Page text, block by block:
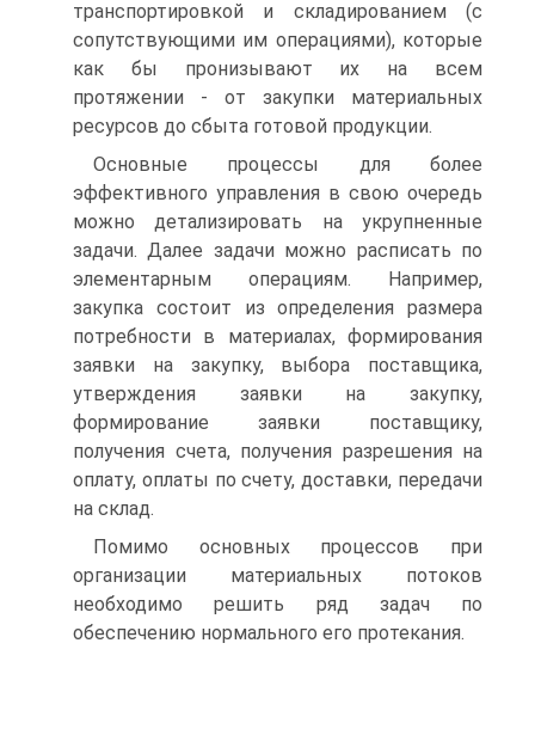
транспортировкой и складированием (с
сопутствующими им операциями), которые
как бы пронизывают их на всем
протяжении - от закупки материальных
ресурсов до сбыта готовой продукции.
Основные процессы для более
эффективного управления в свою очередь
можно детализировать на укрупненные
задачи. Далее задачи можно расписать по
элементарным операциям. Например,
закупка состоит из определения размера
потребности в материалах, формирования
заявки на закупку, выбора поставщика,
утверждения заявки на закупку,
формирование заявки поставщику,
получения счета, получения разрешения на
оплату, оплаты по счету, доставки, передачи
на склад.
Помимо основных процессов при
организации материальных потоков
необходимо решить ряд задач по
обеспечению нормального его протекания.